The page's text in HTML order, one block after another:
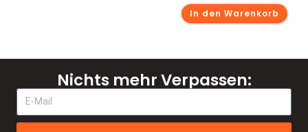
In den Warenkorb
Nichts mehr Verpassen: